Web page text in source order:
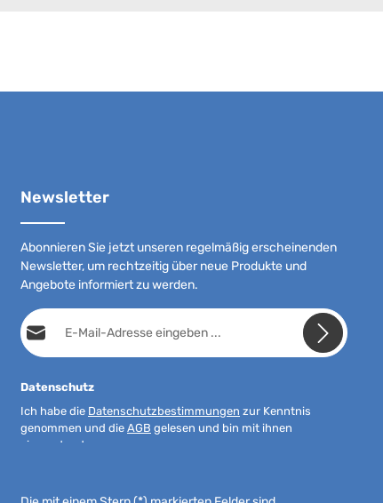
Newsletter
Abonnieren Sie jetzt unseren regelmäßig erscheinenden
Newsletter, um rechtzeitig über neue Produkte und
Angebote informiert zu werden.
E-Mail-Adresse*
Datenschutz
Ich habe die Datenschutzbestimmungen zur Kenntnis
genommen und die AGB gelesen und bin mit ihnen
einverstanden.